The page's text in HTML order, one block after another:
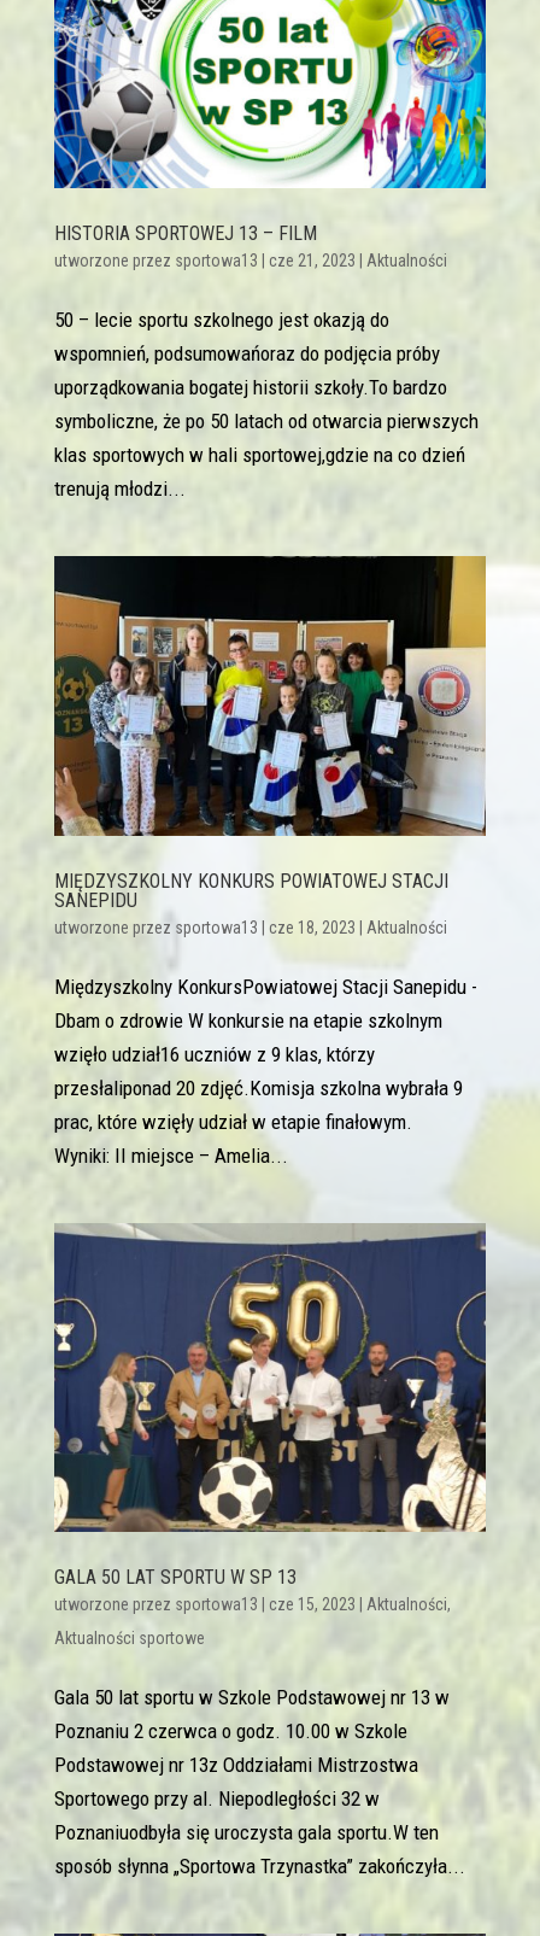
HISTORIA SPORTOWEJ 13 – FILM
utworzone przez sportowa13 cze 21, 2023 Aktualności
50 – lecie sportu szkolnego jest okazją do
wspomnień, podsumowańoraz do podjęcia próby
uporządkowania bogatej historii szkoły.To bardzo
symboliczne, że po 50 latach od otwarcia pierwszych
klas sportowych w hali sportowej,gdzie na co dzień
trenują młodzi...
MIĘDZYSZKOLNY KONKURS POWIATOWEJ STACJI
SANEPIDU
utworzone przez sportowa13 cze 18, 2023 Aktualności
Międzyszkolny KonkursPowiatowej Stacji Sanepidu -
Dbam o zdrowie W konkursie na etapie szkolnym
wzięło udział16 uczniów z 9 klas, którzy
przesłaliponad 20 zdjęć.Komisja szkolna wybrała 9
prac, które wzięły udział w etapie finałowym.
Wyniki: II miejsce – Amelia...
GALA 50 LAT SPORTU W SP 13
utworzone przez sportowa13 cze 15, 2023 Aktualności,
Aktualności sportowe
Gala 50 lat sportu w Szkole Podstawowej nr 13 w
Poznaniu 2 czerwca o godz. 10.00 w Szkole
Podstawowej nr 13z Oddziałami Mistrzostwa
Sportowego przy al. Niepodległości 32 w
Poznaniuodbyła się uroczysta gala sportu.W ten
sposób słynna „Sportowa Trzynastka” zakończyła...